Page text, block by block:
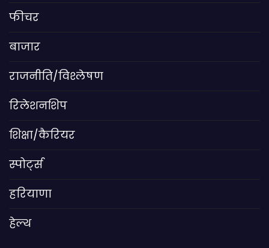
फीचर
बाजार
राजनीति/विश्लेषण
रिलेशनशिप
शिक्षा/कैरियर
स्पोर्ट्स
हरियाणा
हेल्थ